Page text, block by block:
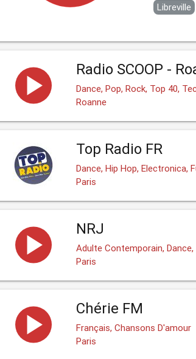
Libreville
Radio SCOOP -
Dance, Pop, Rock, Top 40,
Roanne
Top Radio FR
Dance, Hip Hop, Electronica,
Paris
NRJ
Adulte Contemporain, Dance,
Paris
Chérie FM
Français, Chansons D'amour
Paris